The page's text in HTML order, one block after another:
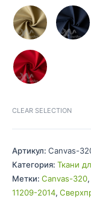
CLEAR SELECTION
Артикул: Canvas-
Категория: Ткани
Метки: Canvas-320,
11209-2014,